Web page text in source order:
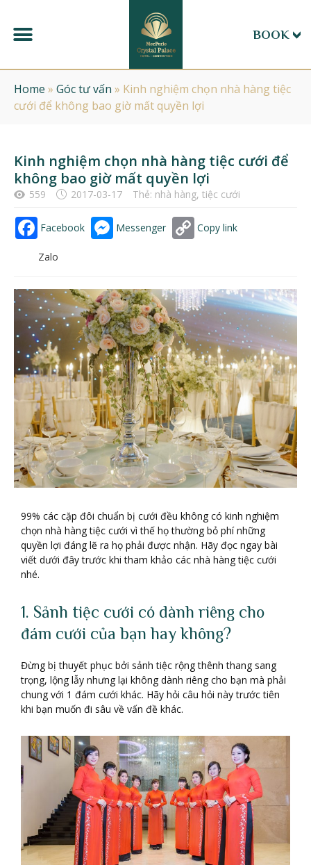
BOOK
Home » Góc tư vấn » Kinh nghiệm chọn nhà hàng tiệc
cưới để không bao giờ mất quyền lợi
Kinh nghiệm chọn nhà hàng tiệc cưới để
không bao giờ mất quyền lợi
559 2017-03-17 Thẻ: nhà hàng, tiệc cưới
Facebook Messenger Copy link
Zalo
99% các cặp đôi chuẩn bị cưới đều không có kinh nghiệm
chọn nhà hàng tiệc cưới vì thế họ thường bỏ phí những
quyền lợi đáng lẽ ra họ phải được nhận. Hãy đọc ngay bài
viết dưới đây trước khi tham khảo các nhà hàng tiệc cưới
nhé.
1. Sảnh tiệc cưới có dành riêng cho
đám cưới của bạn hay không?
Đừng bị thuyết phục bởi sảnh tiệc rộng thênh thang sang
trọng, lộng lẫy nhưng lại không dành riêng cho bạn mà phải
chung với 1 đám cưới khác. Hãy hỏi câu hỏi này trước tiên
khi bạn muốn đi sâu về vấn đề khác.